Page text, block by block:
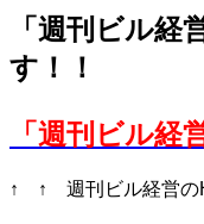
「週刊ビル経
す！！
「週刊ビル経
↑ ↑ 週刊ビル経営の